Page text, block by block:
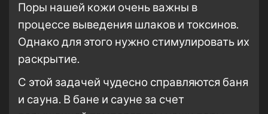
Поры нашей кожи очень важны в
процессе выведения шлаков и токсинов.
Однако для этого нужно стимулировать их
раскрытие.
С этой задачей чудесно справляются баня
и сауна. В бане и сауне за счет